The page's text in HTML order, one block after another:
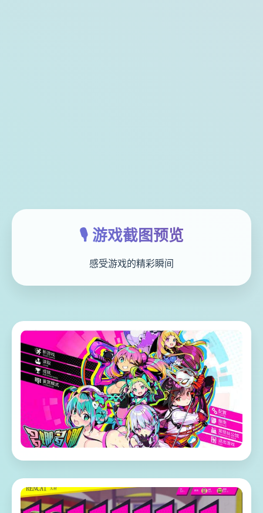
🎙️ 游戏截图预览
感受游戏的精彩瞬间